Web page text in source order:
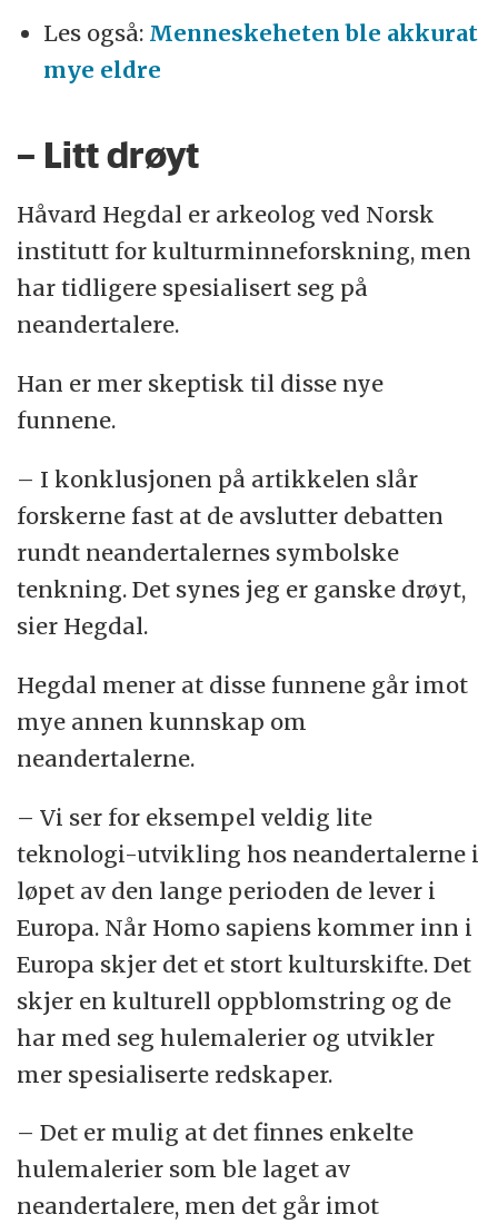
Les også: Menneskeheten ble akkurat
mye eldre
– Litt drøyt
Håvard Hegdal er arkeolog ved Norsk
institutt for kulturminneforskning, men
har tidligere spesialisert seg på
neandertalere.
Han er mer skeptisk til disse nye
funnene.
– I konklusjonen på artikkelen slår
forskerne fast at de avslutter debatten
rundt neandertalernes symbolske
tenkning. Det synes jeg er ganske drøyt,
sier Hegdal.
Hegdal mener at disse funnene går imot
mye annen kunnskap om
neandertalerne.
– Vi ser for eksempel veldig lite
teknologi-utvikling hos neandertalerne i
løpet av den lange perioden de lever i
Europa. Når Homo sapiens kommer inn i
Europa skjer det et stort kulturskifte. Det
skjer en kulturell oppblomstring og de
har med seg hulemalerier og utvikler
mer spesialiserte redskaper.
– Det er mulig at det finnes enkelte
hulemalerier som ble laget av
neandertalere, men det går imot